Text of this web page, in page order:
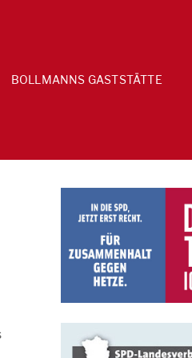
BOLLMANNS GASTSTÄTTE